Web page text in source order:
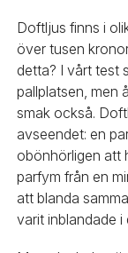
Doftljus finns i
över tusen
detta? I vårt test
pallplatsen, men
smak också.
avseendet: en
obönhörligen att
parfym från en
att blanda
varit inblandade